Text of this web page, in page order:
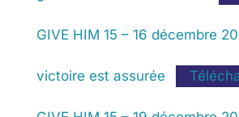
GIVE HIM 15 – 16 décembre
victoire est assurée